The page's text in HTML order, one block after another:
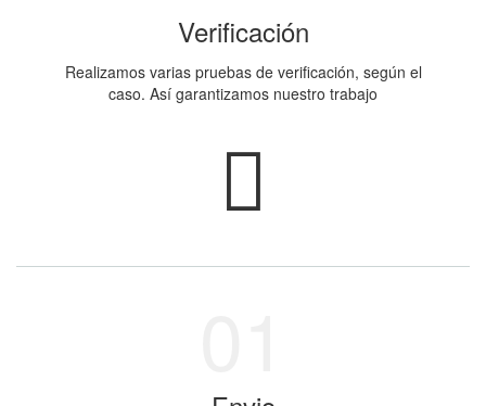
Verificación
Realizamos varias pruebas de verificación, según el
caso. Así garantizamos nuestro trabajo